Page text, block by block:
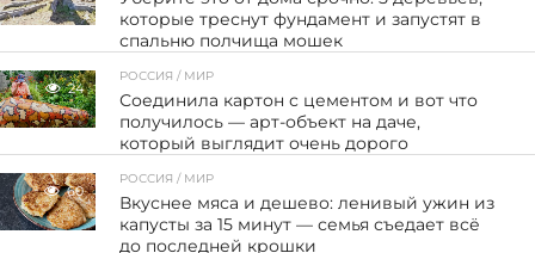
которые треснут фундамент и запустят в
спальню полчища мошек
24
РОССИЯ / МИР
Соединила картон с цементом и вот что
получилось — арт-объект на даче,
который выглядит очень дорого
60
РОССИЯ / МИР
Вкуснее мяса и дешево: ленивый ужин из
капусты за 15 минут — семья съедает всё
до последней крошки